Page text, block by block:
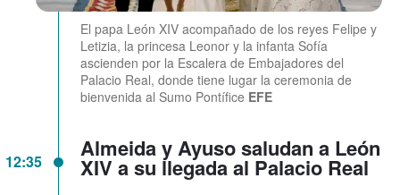
El papa León XIV acompañado de los reyes Felipe y
Letizia, la princesa Leonor y la infanta Sofía
ascienden por la Escalera de Embajadores del
Palacio Real, donde tiene lugar la ceremonia de
bienvenida al Sumo Pontífice EFE
12:35 Almeida y Ayuso saludan a León
XIV a su llegada al Palacio Real